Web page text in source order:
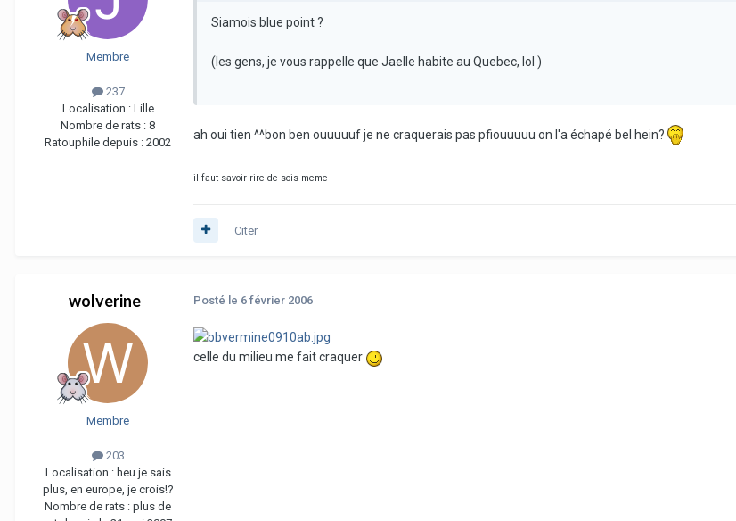
Membre
237
Localisation : Lille
Nombre de rats : 8
Ratouphile depuis : 2002
Siamois blue point ?
(les gens, je vous rappelle que Jaelle habite au Quebec, lol )
ah oui tien ^^bon ben ouuuuuf je ne craquerais pas pfiouuuuu on l'a échapé bel hein?
il faut savoir rire de sois meme
Citer
wolverine
Membre
203
Localisation : heu je sais
plus, en europe, je crois!?
Nombre de rats : plus de
Posté le 6 février 2006
celle du milieu me fait craquer